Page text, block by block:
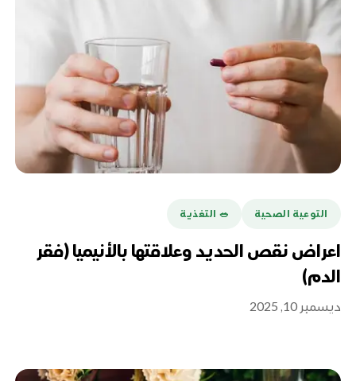
التوعية الصحية 🥗 التغذية
اعراض نقص الحديد وعلاقتها بالأنيميا (فقر
الدم)
ديسمبر 10, 2025